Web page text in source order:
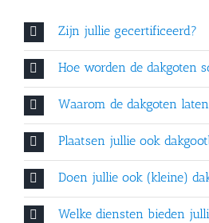
Zijn jullie gecertificeerd?
Hoe worden de dakgoten
Waarom de dakgoten
Plaatsen jullie ook
Doen jullie ook (kleine)
Welke diensten bieden